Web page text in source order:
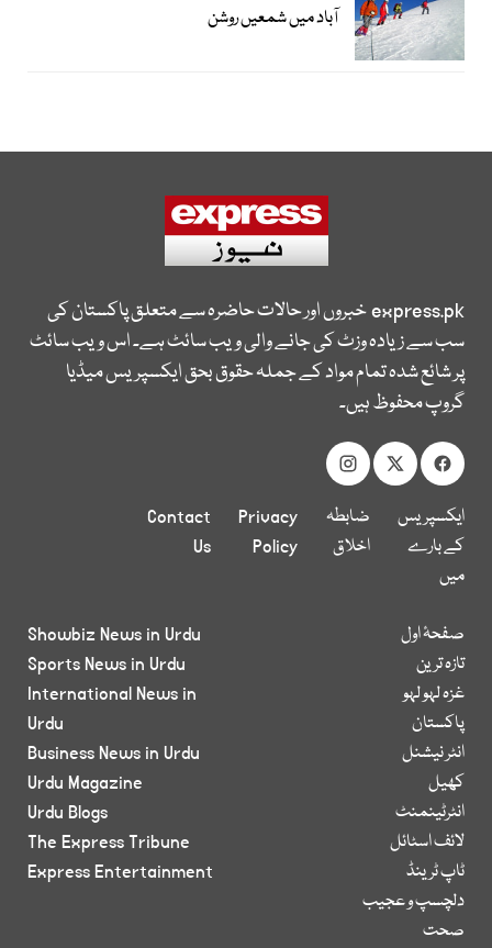
آباد میں شمعیں روشن
express.pkخبروں اور حالات حاضرہ سے متعلق پاکستان کی
سب سے زیادہ وزٹ کی جانے والی ویب سائٹ ہے۔ اس ویب سائٹ
پر شائع شدہ تمام مواد کے جملہ حقوق بحق ایکسپریس میڈیا
گروپ محفوظ ہیں۔
ایکسپریس
کے بارے
میں
ضابطہ
اخلاق
Privacy
Policy
Contact
Us
صفحۂ اول
تازہ ترین
غزہ لہو لہو
پاکستان
انٹر نیشنل
کھیل
انٹرٹینمنٹ
لائف اسٹائل
ٹاپ ٹرینڈ
دلچسپ و عجیب
صحت
Showbiz News in Urdu
Sports News in Urdu
International News in
Urdu
Business News in Urdu
Urdu Magazine
Urdu Blogs
The Express Tribune
Express Entertainment